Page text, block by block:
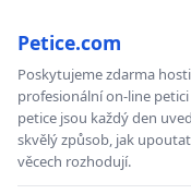
Petice.com
Poskytujeme zdarma
profesionální on-line
petice jsou každý den
skvělý způsob, jak
věcech rozhodují.